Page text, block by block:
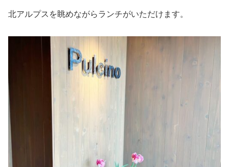
北アルプスを眺めながらランチがいただけます。